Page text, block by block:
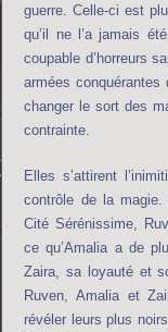
guerre. Celle-ci est
qu’il ne l’a jamais
coupable d’horreurs
armées
changer le sort des
contrainte.
Elles s’attirent
contrôle de la
Cité Sérénissime,
ce qu’Amalia a de
Zaira, sa loyauté et
Ruven, Amalia et
révéler leurs plus